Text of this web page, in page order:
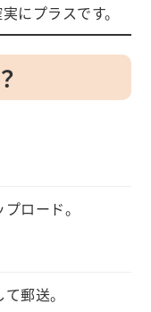
にプラスです。
ロード。
郵送。